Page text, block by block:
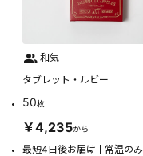
和気
タブレット・ルビー
50枚
￥4,235から
最短4日後お届け 常温のみ